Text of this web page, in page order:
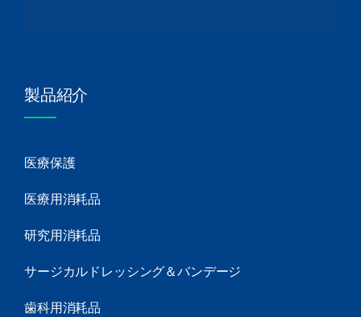
製品紹介
医療保護
医療用消耗品
研究用消耗品
サージカルドレッシング＆バンデージ
歯科用消耗品